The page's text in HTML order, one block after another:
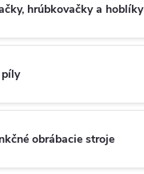
hrúbkovačky a hoblíky
píly
obrábacie stroje